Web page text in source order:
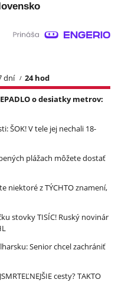
dní
24 hod
o desiatky metrov:
ŠOK! V tele jej nechali 18-
plážach môžete dostať
niektoré z TÝCHTO znamení,
stovky TISÍC! Ruský novinár
Senior chcel zachrániť
cesty? TAKTO